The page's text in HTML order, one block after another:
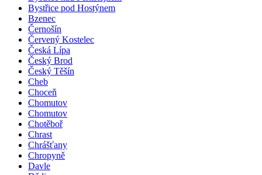
Bystřice pod Hostýnem
Bzenec
Černošín
Červený Kostelec
Česká Lípa
Český Brod
Český Těšín
Cheb
Choceň
Chomutov
Chomutov
Chotěboř
Chrast
Chrášťany
Chropyně
Davle